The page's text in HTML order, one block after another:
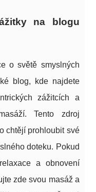
na blogu
o světě smyslných
blog, kde najdete
zážitcích a
Tento zdroj
chtějí prohloubit své
doteku. Pokud
a obnovení
zde svou masáž a